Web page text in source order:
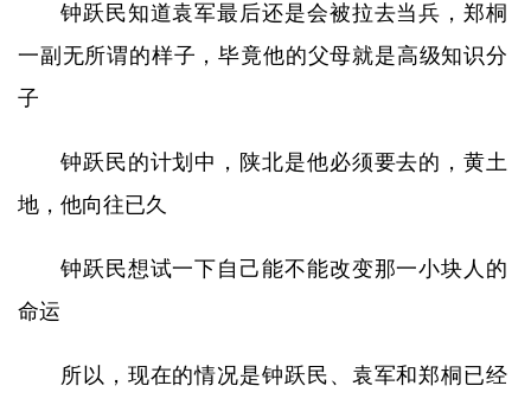
钟跃民知道袁军最后还是会被拉去当兵，郑桐
一副无所谓的样子，毕竟他的父母就是高级知识分
子
钟跃民的计划中，陕北是他必须要去的，黄土
地，他向往已久
钟跃民想试一下自己能不能改变那一小块人的
命运
所以，现在的情况是钟跃民、袁军和郑桐已经